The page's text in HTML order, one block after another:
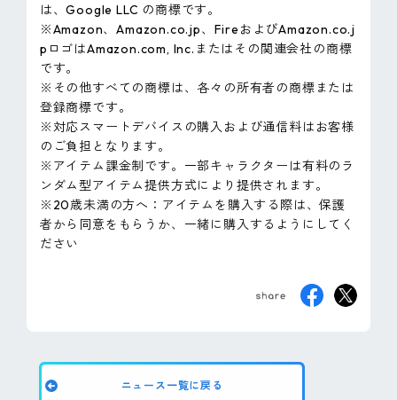
は、Google LLC の商標です。
※Amazon、Amazon.co.jp、FireおよびAmazon.co.j
pロゴはAmazon.com, Inc.またはその関連会社の商標
です。
※その他すべての商標は、各々の所有者の商標または
登録商標です。
※対応スマートデバイスの購入および通信料はお客様
のご負担となります。
※アイテム課金制です。一部キャラクターは有料のラ
ンダム型アイテム提供方式により提供されます。
※20歳未満の方へ：アイテムを購入する際は、保護
者から同意をもらうか、一緒に購入するようにしてく
ださい
ニュース一覧に戻る